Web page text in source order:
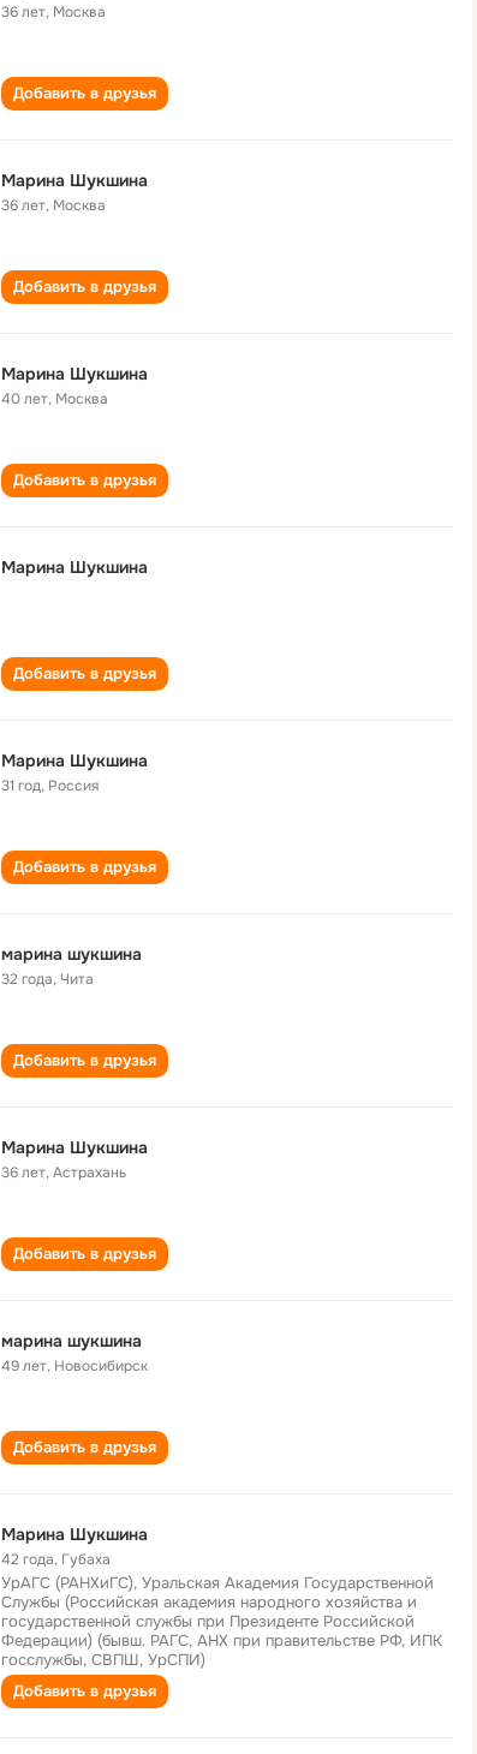
36 лет, Москва
Добавить в друзья
Марина Шукшина
36 лет, Москва
Добавить в друзья
Марина Шукшина
40 лет, Москва
Добавить в друзья
Марина Шукшина
Добавить в друзья
Марина Шукшина
31 год, Россия
Добавить в друзья
марина шукшина
32 года,Чита
Добавить в друзья
Марина Шукшина
36 лет,Астрахань
Добавить в друзья
марина шукшина
49 лет, Новосибирск
Добавить в друзья
Марина Шукшина
42 года, Губаха
УрАГС (РАНХиГС), Уральская Академия Государственной
Службы (Российская академия народного хозяйства и
государственной службы при Президенте Российской
Федерации) (бывш. РАГС, АНХ при правительстве РФ, ИПК
госслужбы, СВПШ, УрСПИ)
Добавить в друзья